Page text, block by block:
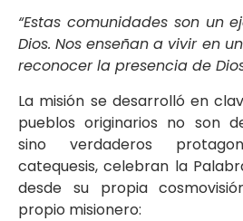
“Estas comunidades son un
Dios. Nos enseñan a vivir en
reconocer la presencia de
La misión se desarrolló en
pueblos originarios no son
sino verdaderos
catequesis, celebran la
desde su propia
propio misionero: